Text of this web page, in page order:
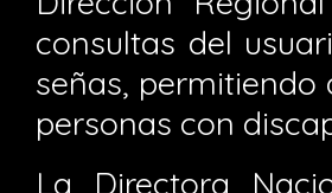
consultas del
señas, permitiendo
personas con
La Directora